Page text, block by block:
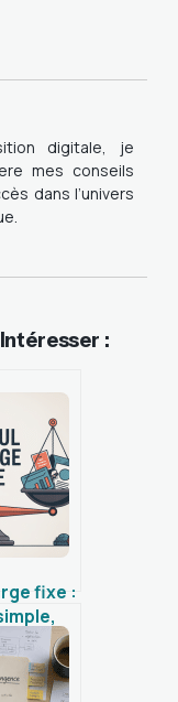
digitale, je
mes conseils
dans l’univers
:
fixe :